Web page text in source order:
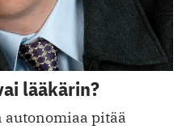
lääkärin?
pitää